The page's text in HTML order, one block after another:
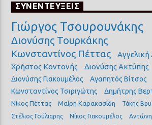
ΣΥΝΕΝΤΕΥΞΕΙΣ
Γιώργος Τσουρουνάκης
Διονύσης Τουρκάκης
Κωνσταντίνος Πέττας
Αγγελική
Χρήστος Κοντονής
Διονύσης Ακτύπης
Διονύσης Γιακουμέλος
Αγαπητός Βίτσος
Κωνσταντίνος Τσιριγώτης
Δημήτρης
Νίκος Πέττας Μαίρη Καρακασίδη
Τάκης
Στέλιος Γούλιαρης
Νίκος Γιακουμέλος